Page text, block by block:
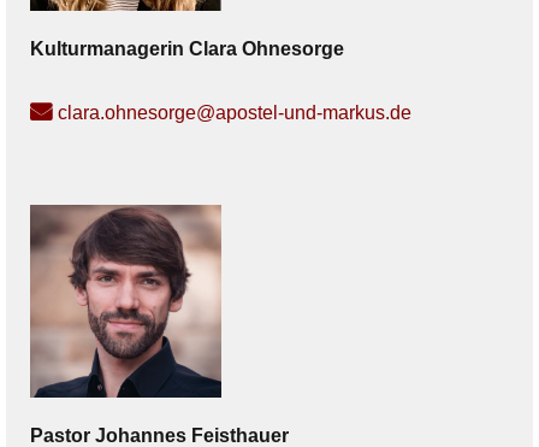
Kulturmanagerin Clara Ohnesorge
clara.ohnesorge@apostel-und-markus.de
Pastor Johannes Feisthauer